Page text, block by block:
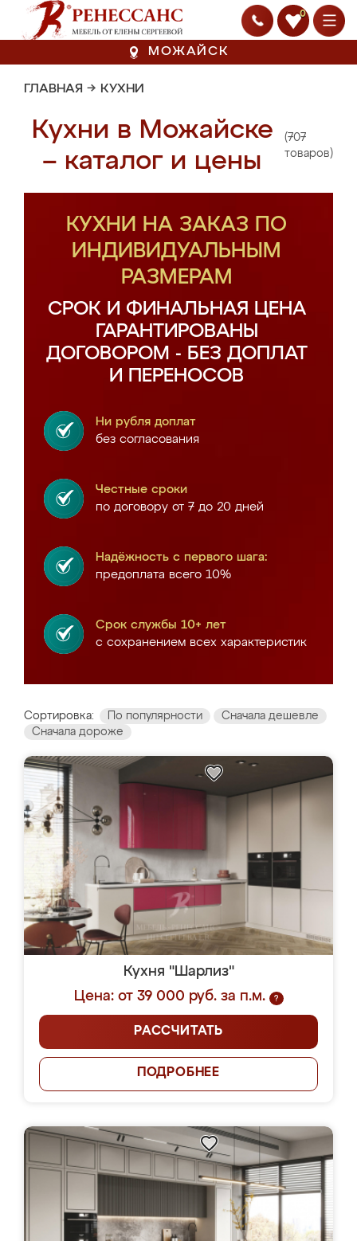
0
МОЖАЙСК
ГЛАВНАЯ → КУХНИ
Кухни в Можайске
– каталог и цены
(707
товаров)
КУХНИ НА ЗАКАЗ ПО
ИНДИВИДУАЛЬНЫМ
РАЗМЕРАМ
СРОК И ФИНАЛЬНАЯ ЦЕНА
ГАРАНТИРОВАНЫ
ДОГОВОРОМ - БЕЗ ДОПЛАТ
И ПЕРЕНОСОВ
Ни рубля доплат
без согласования
Честные сроки
по договору от 7 до 20 дней
Надёжность с первого шага:
предоплата всего 10%
Срок службы 10+ лет
с сохранением всех характеристик
Сортировка: По популярности
Сначала дешевле
Сначала дороже
Кухня "Шарлиз"
Цена: от 39 000 руб. за п.м.
?
РАССЧИТАТЬ
ПОДРОБНЕЕ